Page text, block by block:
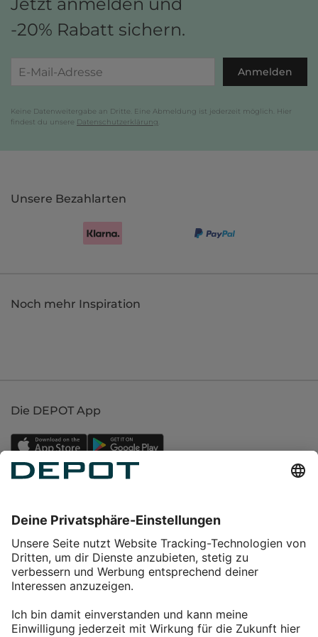
-20% Rabatt sichern.
Anmelden
Keine Datenweitergabe an Dritte. Eine Abmeldung ist jederzeit möglich. Hier
findest du unsere Datenschutzerklärung
Unsere Bezahlarten
Noch mehr Inspiration
Die DEPOT App
Service
Über DEPOT
Kontakt